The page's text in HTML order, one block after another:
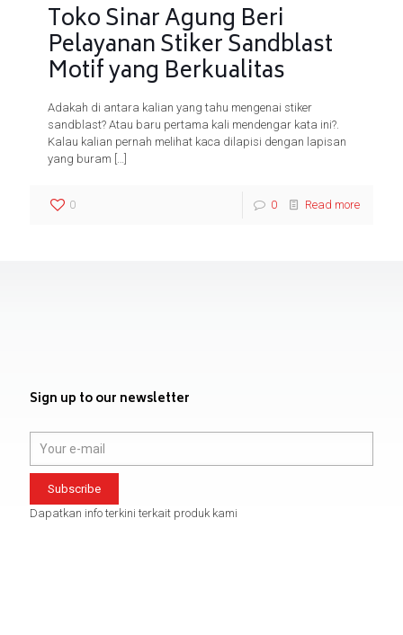
Toko Sinar Agung Beri
Pelayanan Stiker Sandblast
Motif yang Berkualitas
Adakah di antara kalian yang tahu mengenai stiker
sandblast? Atau baru pertama kali mendengar kata ini?.
Kalau kalian pernah melihat kaca dilapisi dengan lapisan
yang buram […]
0 0 Read more
Sign up to our newsletter
Dapatkan info terkini terkait produk kami